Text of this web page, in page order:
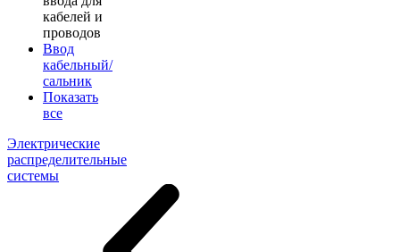
кабелей и
проводов
Ввод
кабельный/
сальник
Показать
все
Электрические
распределительные
системы